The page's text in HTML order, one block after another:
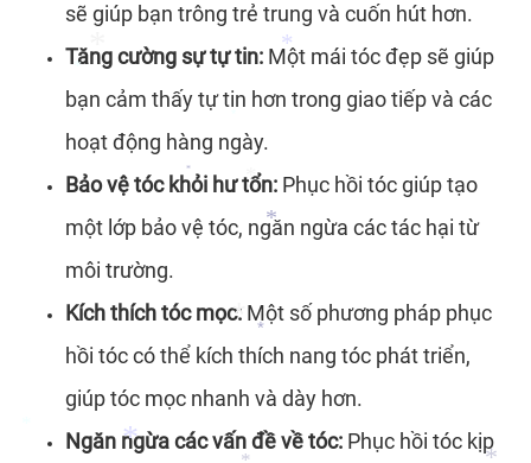
*
* *
*
*
*
*
*
sẽ giúp bạn trông trẻ trung và cuốn hút hơn.
Tăng cường sự tự tin: Một mái tóc đẹp sẽ giúp
bạn cảm thấy tự tin hơn trong giao tiếp và các
hoạt động hàng ngày.
Bảo vệ tóc khỏi hư tổn: Phục hồi tóc giúp tạo
một lớp bảo vệ tóc, ngăn ngừa các tác hại từ
môi trường.
Kích thích tóc mọc: Một số phương pháp phục
hồi tóc có thể kích thích nang tóc phát triển,
giúp tóc mọc nhanh và dày hơn.
Ngăn ngừa các vấn đề về tóc: Phục hồi tóc kịp